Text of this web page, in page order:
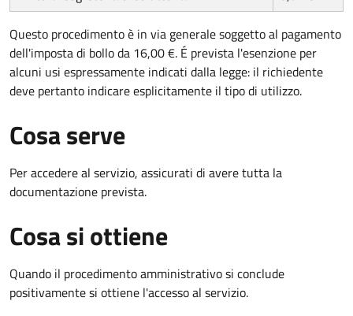
Questo procedimento è in via generale soggetto al pagamento
dell'imposta di bollo da 16,00 €. É prevista l'esenzione per
alcuni usi espressamente indicati dalla legge: il richiedente
deve pertanto indicare esplicitamente il tipo di utilizzo.
Cosa serve
Per accedere al servizio, assicurati di avere tutta la
documentazione prevista.
Cosa si ottiene
Quando il procedimento amministrativo si conclude
positivamente si ottiene l'accesso al servizio.